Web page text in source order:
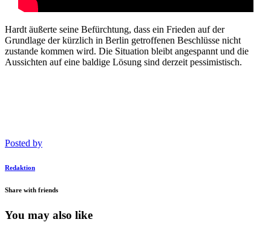
Hardt äußerte seine Befürchtung, dass ein Frieden auf der
Grundlage der kürzlich in Berlin getroffenen Beschlüsse nicht
zustande kommen wird. Die Situation bleibt angespannt und die
Aussichten auf eine baldige Lösung sind derzeit pessimistisch.
Posted by
Redaktion
Share with friends
You may also like